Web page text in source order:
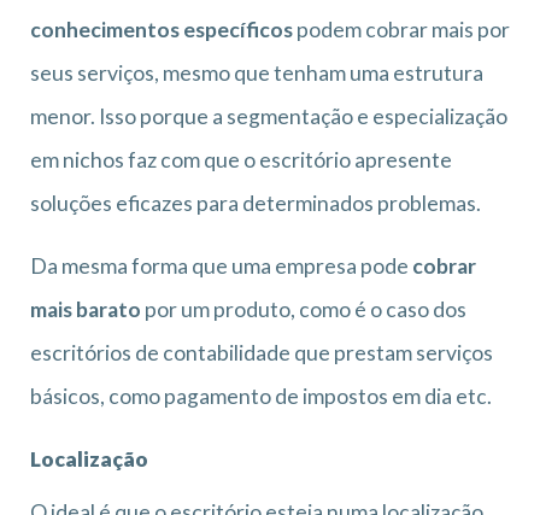
conhecimentos específicospodem cobrar mais por
seus serviços, mesmo que tenham uma estrutura
menor. Isso porque a segmentação e especialização
em nichos faz com que o escritório apresente
soluções eficazes para determinados problemas.
Da mesma forma que uma empresa pode cobrar
mais barato por um produto, como é o caso dos
escritórios de contabilidade que prestam serviços
básicos, como pagamento de impostos em dia etc.
Localização